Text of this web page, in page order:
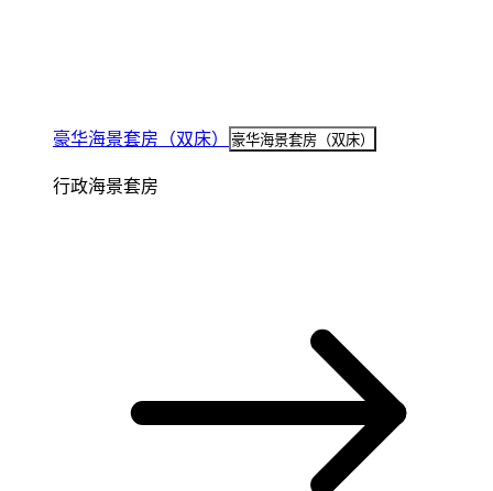
豪华海景套房（双床） 豪华海景套房（双床）
行政海景套房